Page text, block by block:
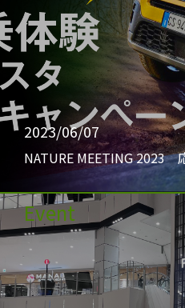
2023/06/07
NATURE MEETING 2023
Event